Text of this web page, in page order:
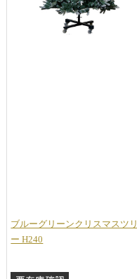
ブルーグリーンクリスマスツリ
ー H240